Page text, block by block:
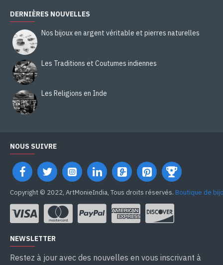
DERNIÈRES NOUVELLES
Nos bijoux en argent véritable et pierres naturelles
Les Traditions et Coutumes indiennes
Les Religions en Inde
NOUS SUIVRE
Copyright © 2022, ArtMonieIndia, Tous droits réservés. Boutique de
NEWSLETTER
Restez à jour avec des nouvelles en vous inscrivant à